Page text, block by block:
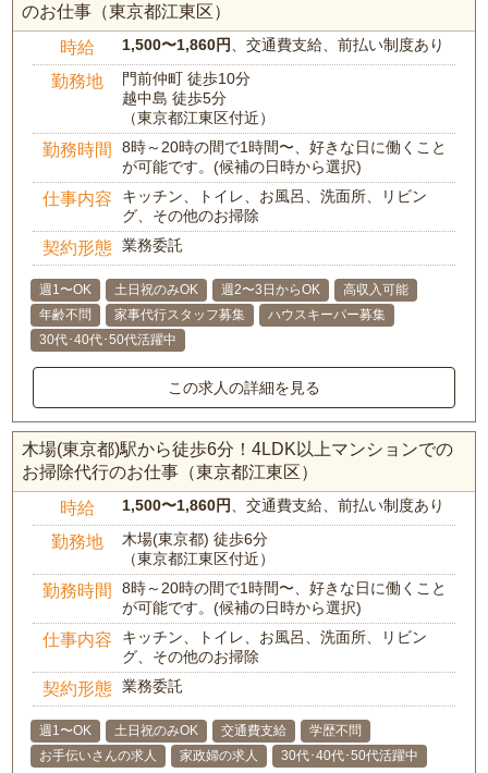
のお仕事（東京都江東区）
時給 1,500〜1,860円 、交通費支給、前払い制度あり
勤務地
門前仲町 徒歩10分
越中島 徒歩5分
（東京都江東区付近）
勤務時間
8時～20時の間で1時間〜、好きな日に働くこと
が可能です。(候補の日時から選択)
仕事内容
キッチン、トイレ、お風呂、洗面所、リビン
グ、その他のお掃除
契約形態 業務委託
週1〜OK 土日祝のみOK 週2〜3日からOK
高収入可能
年齢不問
家事代行スタッフ募集
ハウスキーパー募集
30代･40代･50代活躍中
この求人の詳細を見る
木場(東京都)駅から徒歩6分！4LDK以上マンションでの
お掃除代行のお仕事（東京都江東区）
時給 1,500〜1,860円 、交通費支給、前払い制度あり
勤務地
木場(東京都) 徒歩6分
（東京都江東区付近）
勤務時間
8時～20時の間で1時間〜、好きな日に働くこと
が可能です。(候補の日時から選択)
仕事内容
キッチン、トイレ、お風呂、洗面所、リビン
グ、その他のお掃除
契約形態 業務委託
週1〜OK 土日祝のみOK 交通費支給
学歴不問
お手伝いさんの求人
家政婦の求人 30代･40代･50代活躍中